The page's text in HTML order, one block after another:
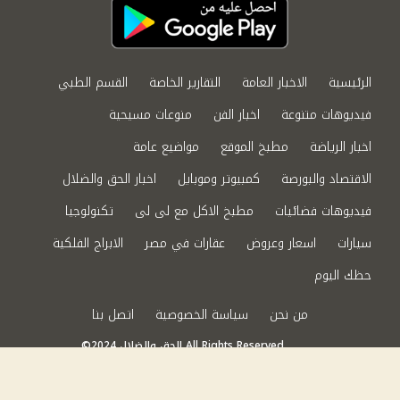
الرئيسية الاخبار العامة التقارير الخاصة
القسم الطبي
فيديوهات متنوعة
اخبار الفن
منوعات مسيحية
اخبار الرياضة
مطبخ الموقع
مواضيع عامة
الاقتصاد والبورصة
كمبيوتر وموبايل
اخبار الحق والضلال
فيديوهات فضائيات
مطبخ الاكل مع لى لى
تكنولوجيا
سيارات
اسعار وعروض عقارات في مصر
الابراج الفلكية
حظك اليوم
من نحن
سياسة الخصوصية اتصل بنا
©2024 الحق والضلال All Rights Reserved.